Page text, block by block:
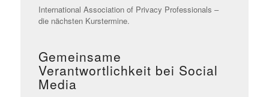
International Association of Privacy Professionals –
die nächsten Kurstermine.
Gemeinsame
Verantwortlichkeit bei Social
Media